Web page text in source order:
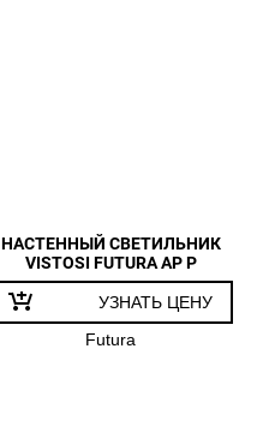
НАСТЕННЫЙ СВЕТИЛЬНИК
VISTOSI FUTURA AP P
УЗНАТЬ ЦЕНУ
Futura